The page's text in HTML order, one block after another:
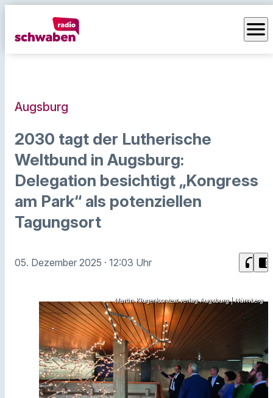
menu
Augsburg
2030 tagt der Lutherische
Weltbund in Augsburg:
Delegation besichtigt „Kongress
am Park“ als potenziellen
Tagungsort
05. Dezember 2025 · 12:03 Uhr headphones chrome_reader_mode
Martin Kluger/context verlag Augsburg | Nürnberg